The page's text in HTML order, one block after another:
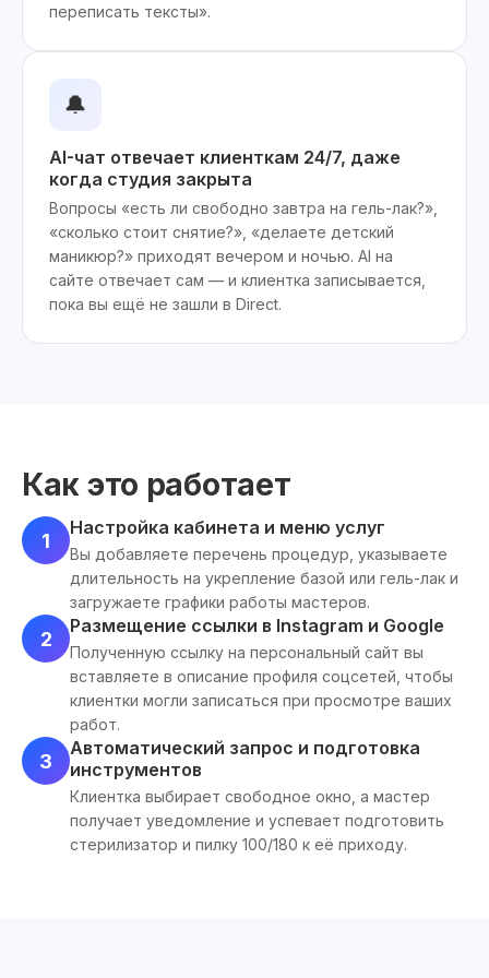
переписать тексты».
🔔
AI-чат отвечает клиенткам 24/7, даже
когда студия закрыта
Вопросы «есть ли свободно завтра на гель-лак?»,
«сколько стоит снятие?», «делаете детский
маникюр?» приходят вечером и ночью. AI на
сайте отвечает сам — и клиентка записывается,
пока вы ещё не зашли в Direct.
Как это работает
1
Настройка кабинета и меню услуг
Вы добавляете перечень процедур, указываете
длительность на укрепление базой или гель-лак и
загружаете графики работы мастеров.
2
Размещение ссылки в Instagram и Google
Полученную ссылку на персональный сайт вы
вставляете в описание профиля соцсетей, чтобы
клиентки могли записаться при просмотре ваших
работ.
3
Автоматический запрос и подготовка
инструментов
Клиентка выбирает свободное окно, а мастер
получает уведомление и успевает подготовить
стерилизатор и пилку 100/180 к её приходу.